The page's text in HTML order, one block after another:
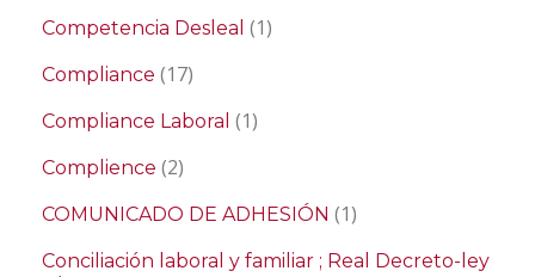
Competencia Desleal (1)
Compliance (17)
Compliance Laboral (1)
Complience (2)
COMUNICADO DE ADHESIÓN (1)
Conciliación laboral y familiar ; Real Decreto-ley